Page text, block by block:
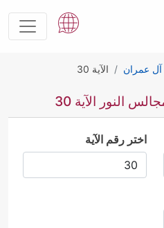
آل عمران الآية 30
النور الآية 30
اختر رقم الآية